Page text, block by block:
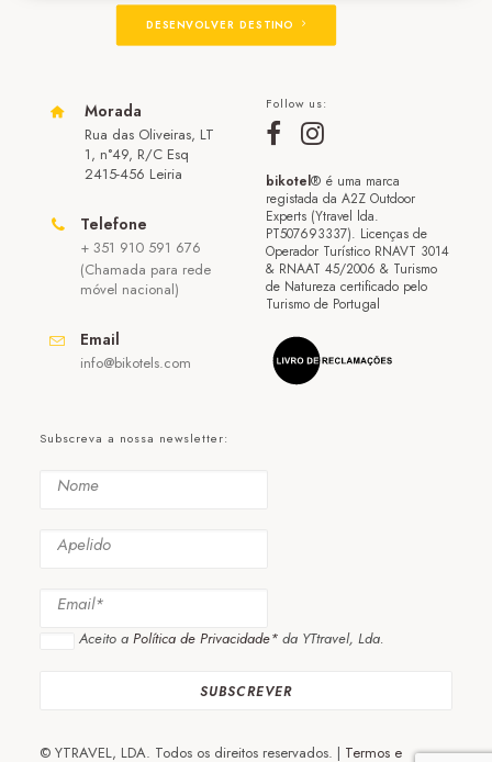
DESENVOLVER DESTINO
Morada
Rua das Oliveiras, LT
1, n°49, R/C Esq
2415-456 Leiria
Telefone
+ 351 910 591 676
(Chamada para rede
móvel nacional)
Email
info@bikotels.com
Follow us:
bikotel® é uma marca
registada da A2Z Outdoor
Experts (Ytravel lda.
PT507693337). Licenças de
Operador Turístico RNAVT 3014
& RNAAT 45/2006 & Turismo
de Natureza certificado pelo
Turismo de Portugal
Subscreva a nossa newsletter:
Aceito a Política de Privacidade* da YTtravel, Lda.
© YTRAVEL, LDA. Todos os direitos reservados. | Termos e